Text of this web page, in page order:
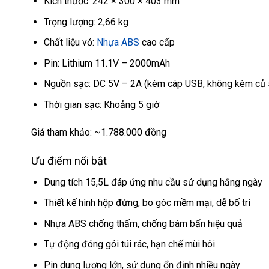
Trọng lượng: 2,66 kg
Chất liệu vỏ: Nhựa ABS cao cấp
Pin: Lithium 11.1V – 2000mAh
Nguồn sạc: DC 5V – 2A (kèm cáp USB, không kèm củ
Thời gian sạc: Khoảng 5 giờ
Giá tham khảo: ~1.788.000 đồng
Ưu điểm nổi bật
Dung tích 15,5L đáp ứng nhu cầu sử dụng hằng ngày
Thiết kế hình hộp đứng, bo góc mềm mại, dễ bố trí
Nhựa ABS chống thấm, chống bám bẩn hiệu quả
Tự động đóng gói túi rác, hạn chế mùi hôi
Pin dung lượng lớn, sử dụng ổn định nhiều ngày